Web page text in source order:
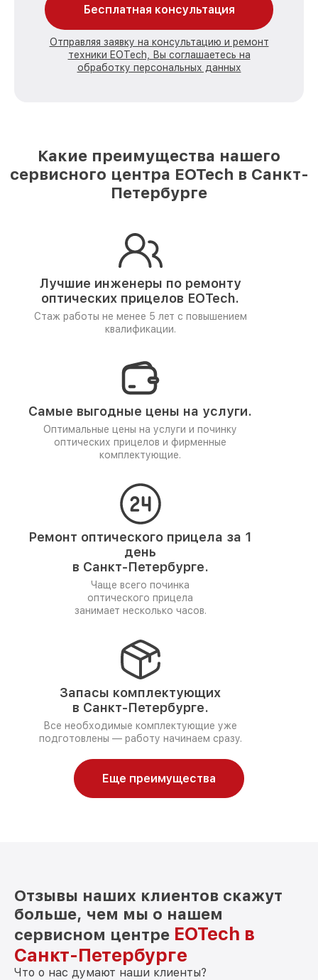
Бесплатная консультация
Отправляя заявку на консультацию и ремонт
техники EOTech, Вы соглашаетесь на
обработку персональных данных
Какие преимущества нашего
сервисного центра EOTech в Санкт-
Петербурге
Лучшие инженеры по ремонту
оптических прицелов EOTech.
Стаж работы не менее 5 лет с повышением
квалификации.
Самые выгодные цены на услуги.
Оптимальные цены на услуги и починку
оптических прицелов и фирменные
комплектующие.
Ремонт оптического прицела за 1
день
в Санкт-Петербурге.
Чаще всего починка
оптического прицела
занимает несколько часов.
Запасы комплектующих
в Санкт-Петербурге.
Все необходимые комплектующие уже
подготовлены — работу начинаем сразу.
Еще преимущества
Отзывы наших клиентов скажут
больше, чем мы о нашем
сервисном центре EOTech в
Санкт-Петербурге
Что о нас думают наши клиенты?